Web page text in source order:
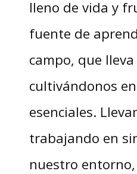
lleno de vida y
fuente de
campo, que
cultivándonos
esenciales.
trabajando en
nuestro